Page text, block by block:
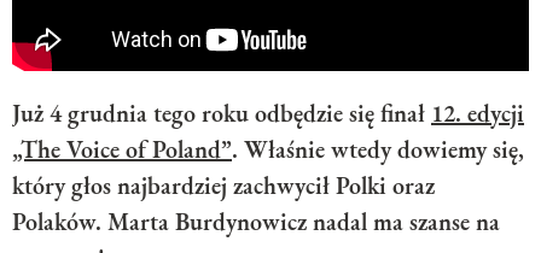
Już 4 grudnia tego roku odbędzie się finał 12. edycji
„The Voice of Poland”. Właśnie wtedy dowiemy się,
który głos najbardziej zachwycił Polki oraz
Polaków. Marta Burdynowicz nadal ma szanse na